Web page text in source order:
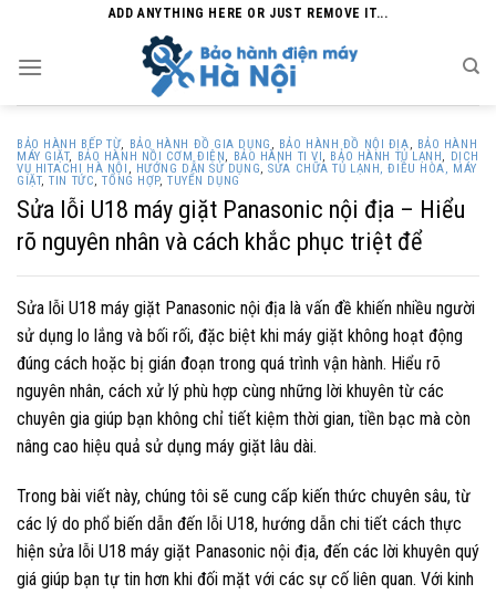
content
ADD ANYTHING HERE OR JUST REMOVE IT...
BẢO HÀNH BẾP TỪ, BẢO HÀNH ĐỒ GIA DỤNG , BẢO HÀNH ĐỒ NỘI ĐỊA, BẢO HÀNH
MÁY GIẶT, BẢO HÀNH NỒI CƠM ĐIỆN, BẢO HÀNH TI VI, BẢO HÀNH TỦ LẠNH, DỊCH
VỤ HITACHI HÀ NỘI , HƯỚNG DẪN SỬ DỤNG,SỬA CHỮA TỦ LẠNH, ĐIỀU HÒA, MÁY
GIẶT,TIN TỨC,TỔNG HỢP,TUYỂN DỤNG
Sửa lỗi U18 máy giặt Panasonic nội địa – Hiểu
rõ nguyên nhân và cách khắc phục triệt để
Sửa lỗi U18 máy giặt Panasonic nội địa là vấn đề khiến nhiều người
sử dụng lo lắng và bối rối, đặc biệt khi máy giặt không hoạt động
đúng cách hoặc bị gián đoạn trong quá trình vận hành. Hiểu rõ
nguyên nhân, cách xử lý phù hợp cùng những lời khuyên từ các
chuyên gia giúp bạn không chỉ tiết kiệm thời gian, tiền bạc mà còn
nâng cao hiệu quả sử dụng máy giặt lâu dài.
Trong bài viết này, chúng tôi sẽ cung cấp kiến thức chuyên sâu, từ
các lý do phổ biến dẫn đến lỗi U18, hướng dẫn chi tiết cách thực
hiện sửa lỗi U18 máy giặt Panasonic nội địa, đến các lời khuyên quý
giá giúp bạn tự tin hơn khi đối mặt với các sự cố liên quan. Với kinh